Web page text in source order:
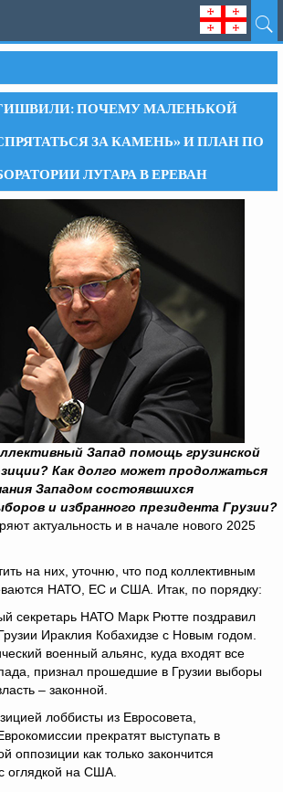
ПОЧЕМУ МАЛЕНЬКОЙ
ЗА КАМЕНЬ» И ПЛАН ПО
ЛУГАРА В ЕРЕВАН
Запад помощь грузинской
Как долго может продолжаться
Западом состоявшихся
и избранного президента Грузии?
актуальность и в начале нового 2025
на них, уточню, что под коллективным
НАТО, ЕС и США. Итак, по порядку:
секретарь НАТО Марк Рютте поздравил
Ираклия Кобахидзе с Новым годом.
военный альянс, куда входят все
признал прошедшие в Грузии выборы
– законной.
лоббисты из Евросовета,
прекратят выступать в
оппозиции как только закончится
оглядкой на США.